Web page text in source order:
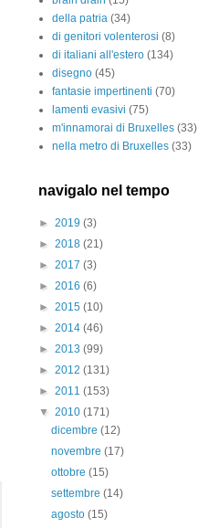
della patria (34)
di genitori volenterosi (8)
di italiani all'estero (134)
disegno (45)
fantasie impertinenti (70)
lamenti evasivi (75)
m'innamorai di Bruxelles (33)
nella metro di Bruxelles (33)
navigalo nel tempo
► 2019 (3)
► 2018 (21)
► 2017 (3)
► 2016 (6)
► 2015 (10)
► 2014 (46)
► 2013 (99)
► 2012 (131)
► 2011 (153)
▼ 2010 (171)
dicembre(12)
novembre(17)
ottobre(15)
settembre(14)
agosto(15)